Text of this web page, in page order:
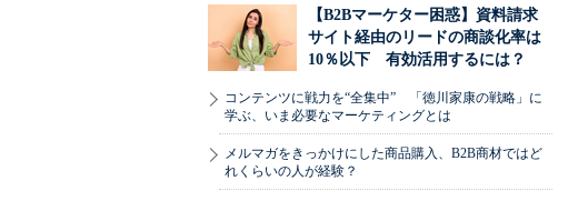
【B2Bマーケター困惑】資料請求
サイト経由のリードの商談化率は
10％以下 有効活用するには？
コンテンツに戦力を“全集中” 「徳川家康の戦略」に
学ぶ、いま必要なマーケティングとは
メルマガをきっかけにした商品購入、B2B商材ではど
れくらいの人が経験？